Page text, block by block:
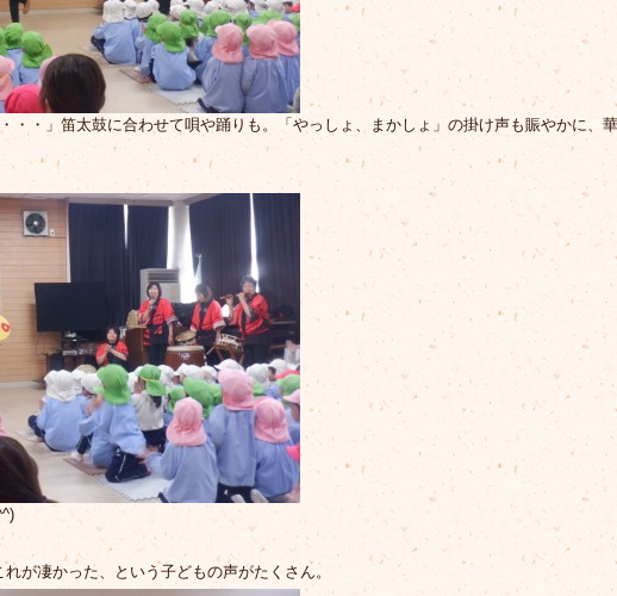
・・」笛太鼓に合わせて唄や踊りも。「やっしょ、まかしょ」の掛け声も賑やかに、
が凄かった、という子どもの声がたくさん。